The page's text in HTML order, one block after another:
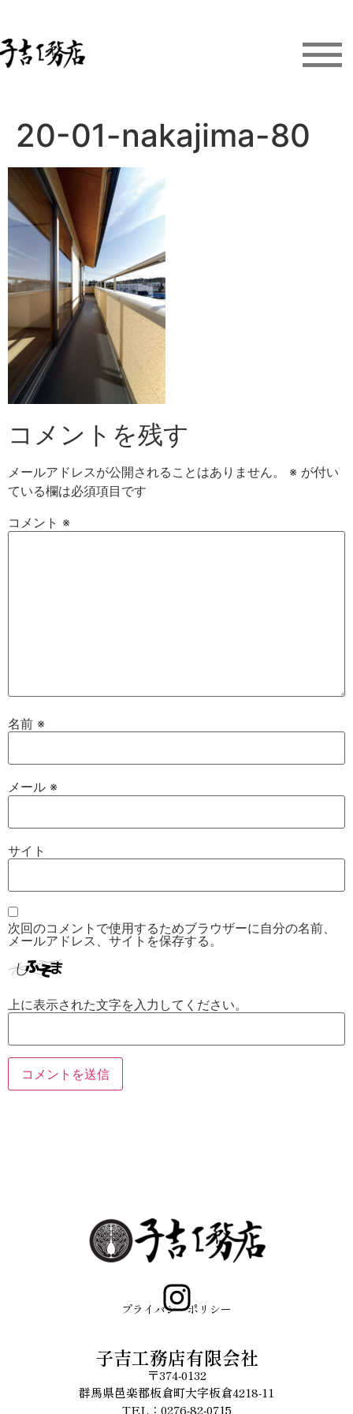
20-01-nakajima-80
コメントを残す
メールアドレスが公開されることはありません。 ※ が付い
ている欄は必須項目です
コメント ※
名前 ※
メール ※
サイト
次回のコメントで使用するためブラウザーに自分の名前、
メールアドレス、サイトを保存する。
上に表示された文字を入力してください。
プライバシーポリシー
子吉工務店有限会社
〒374-0132
群馬県邑楽郡板倉町大字板倉4218-11
TEL：0276-82-0715